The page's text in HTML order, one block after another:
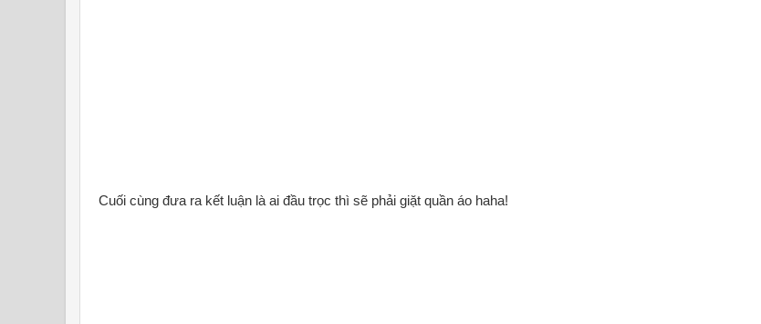
Cuối cùng đưa ra kết luận là ai đầu trọc thì sẽ phải giặt quần áo haha!